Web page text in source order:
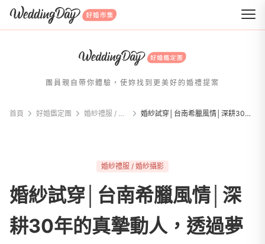
WeddingDay 好婚市集
團員親自帶你體驗，使妳找到更美好的婚禮提案
首頁 好婚鑑定團 婚紗禮服 / 婚紗攝影 婚紗試穿│台南希臘風情│深耕30年的真摯動人，透過夢想的花嫁服，紀錄幸福時刻的自然溫度
婚紗禮服 / 婚紗攝影
婚紗試穿│台南希臘風情│深
耕30年的真摯動人，透過夢